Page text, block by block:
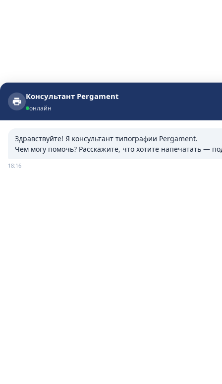
Консультант Pergament
онлайн
Здравствуйте! Я консультант типографии Pergament.
Чем могу помочь? Расскажите, что хотите напечатать —
18:16
Консультант Pergament